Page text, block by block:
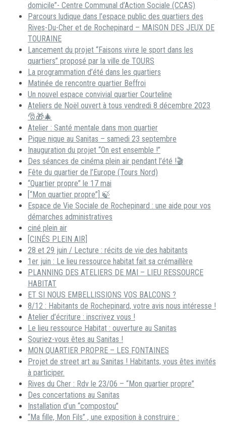
domicile”- Centre Communal d’Action Sociale (CCAS)
Parcours ludique dans l’espace public des quartiers des
Rives-Du-Cher et de Rochepinard – MAISON DES JEUX DE
TOURAINE
Lancement du projet “Faisons vivre le sport dans les
quartiers” proposé par la ville de TOURS
La programmation d’été dans les quartiers
Matinée de rencontre quartier Beffroi
Un nouvel espace convivial quartier Courteline
Ateliers de Noël ouvert à tous vendredi 8 décembre 2023
🎅🎁🎄
Atelier : Santé mentale dans mon quartier
Pique nique au Sanitas – samedi 23 septembre
Inauguration du projet “On est ensemble !”
Des séances de cinéma plein air pendant l’été !🎬
Fête du quartier de l’Europe (Tours Nord)
“Quartier propre” le 17 mai
[“Mon quartier propre”] 🍃
Espace de Vie Sociale de Rochepinard : une aide pour vos
démarches administratives
ciné plein air
[CINÉS PLEIN AIR]
28 et 29 juin / Lecture : récits de vie des habitants
1er juin : Le lieu ressource habitat fait sa crémaillère
PLANNING DES ATELIERS DE MAI – LIEU RESSOURCE
HABITAT
ET SI NOUS EMBELLISSIONS VOS BALCONS ?
8/12 : Habitants de Rochepinard, votre avis nous intéresse !
Atelier d’écriture : inscrivez vous !
Le lieu ressource Habitat : ouverture au Sanitas
Souriez-vous êtes au Sanitas !
MON QUARTIER PROPRE – LES FONTAINES
Projet de street art au Sanitas ! Habitants, vous êtes invités
à participer.
Rives du Cher : Rdv le 23/06 – “Mon quartier propre”
Des concertations au Sanitas
Installation d’un “compostou”
“Ma fille, Mon Fils” , une exposition à construire :